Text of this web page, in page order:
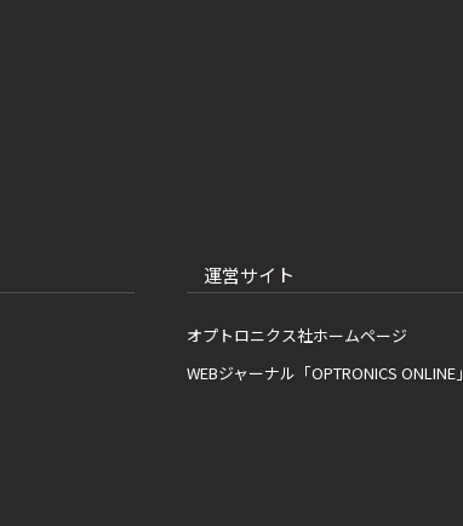
運営サイト
オプトロニクス社ホームページ
WEBジャーナル「OPTRONICS ONLINE」